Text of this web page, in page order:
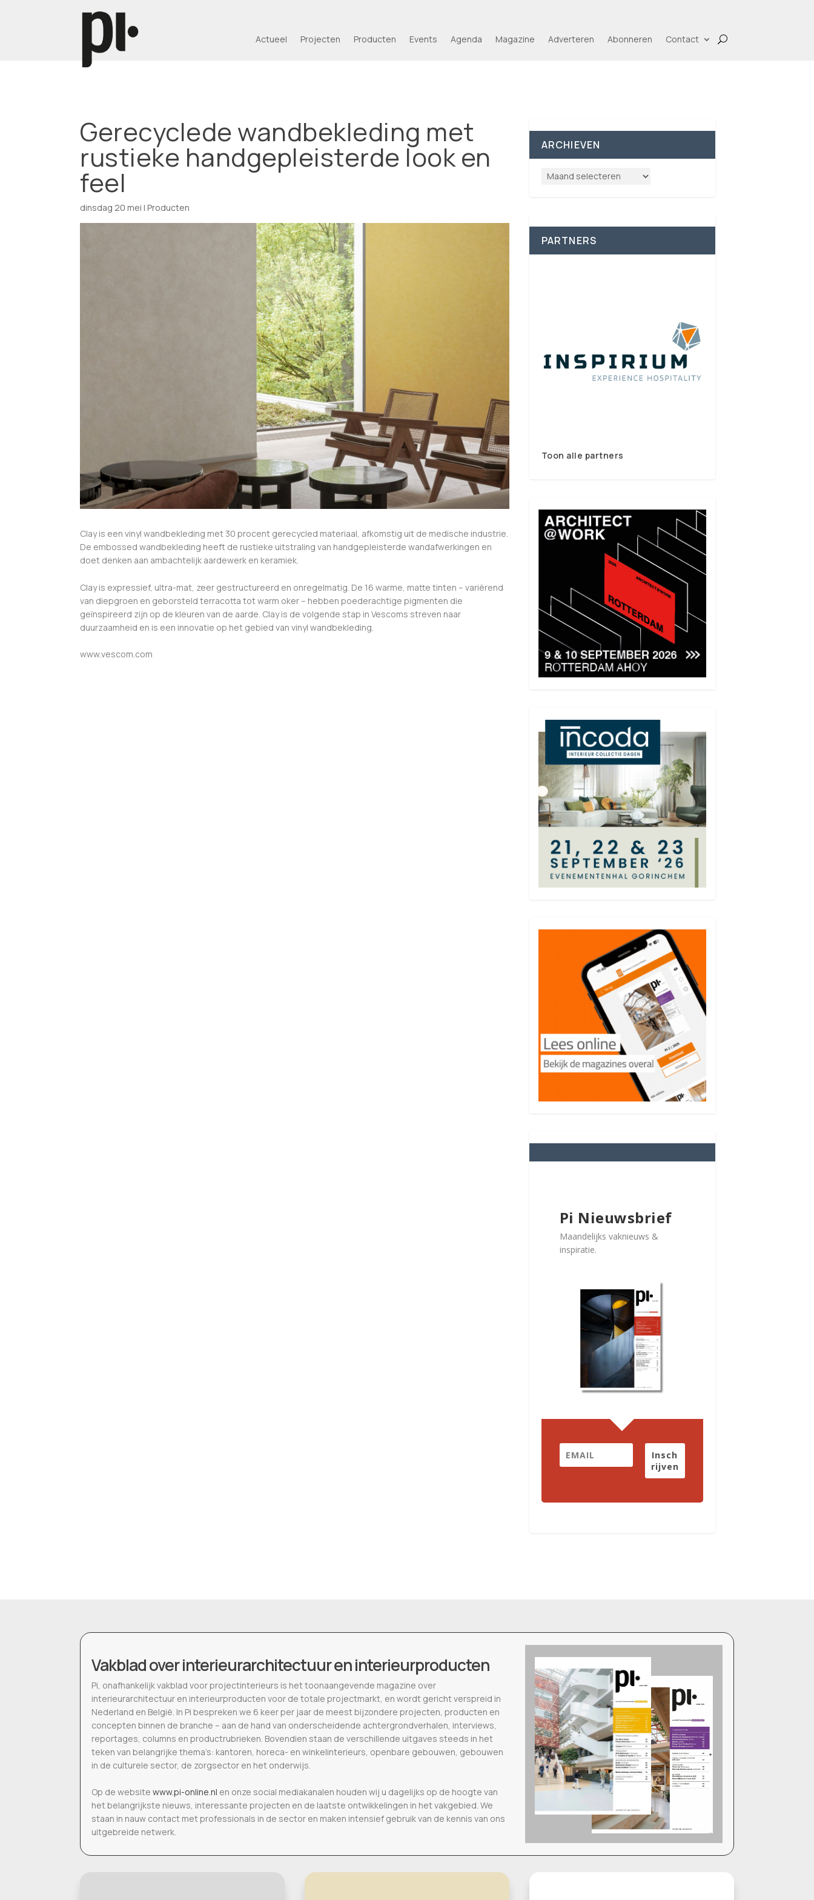
Actueel Projecten Producten Events Agenda Magazine Adverteren Abonneren Contact
Gerecyclede wandbekleding met
rustieke handgepleisterde look en
feel
dinsdag 20 mei | Producten
Clay is een vinyl wandbekleding met 30 procent gerecycled materiaal, afkomstig uit de medische industrie.
De embossed wandbekleding heeft de rustieke uitstraling van handgepleisterde wandafwerkingen en
doet denken aan ambachtelijk aardewerk en keramiek.
Clay is expressief, ultra-mat, zeer gestructureerd en onregelmatig. De 16 warme, matte tinten – variërend
van diepgroen en geborsteld terracotta tot warm oker – hebben poederachtige pigmenten die
geïnspireerd zijn op de kleuren van de aarde. Clay is de volgende stap in Vescoms streven naar
duurzaamheid en is een innovatie op het gebied van vinyl wandbekleding.
www.vescom.com
ARCHIEVEN
PARTNERS
Toon alle partners
Pi Nieuwsbrief
Maandelijks vaknieuws &
inspiratie.
Insch
rijven
Vakblad over interieurarchitectuur en interieurproducten
Pi, onafhankelijk vakblad voor projectinterieurs is het toonaangevende magazine over
interieurarchitectuur en interieurproducten voor de totale projectmarkt, en wordt gericht verspreid in
Nederland en België. In Pi bespreken we 6 keer per jaar de meest bijzondere projecten, producten en
concepten binnen de branche – aan de hand van onderscheidende achtergrondverhalen, interviews,
reportages, columns en productrubrieken. Bovendien staan de verschillende uitgaves steeds in het
teken van belangrijke thema’s: kantoren, horeca- en winkelinterieurs, openbare gebouwen, gebouwen
in de culturele sector, de zorgsector en het onderwijs.
Op de website www.pi-online.nl en onze social mediakanalen houden wij u dagelijks op de hoogte van
het belangrijkste nieuws, interessante projecten en de laatste ontwikkelingen in het vakgebied. We
staan in nauw contact met professionals in de sector en maken intensief gebruik van de kennis van ons
uitgebreide netwerk.